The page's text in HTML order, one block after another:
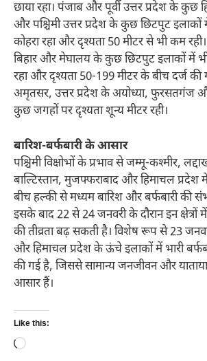
छाया रहा। पंजाब और पूर्वी उत्तर प्रदेश के कुछ
और पश्चिमी उत्तर प्रदेश के कुछ छिटपुट
कोहरा रहा और दृश्यता 50 मीटर से भी कम रही।
बिहार और मेघालय के कुछ छिटपुट इलाकों में भी
रहा और दृश्यता 50-199 मीटर के बीच दर्ज
अमृतसर, उत्तर प्रदेश के अयोध्या, फुरसतगंज
कुछ जगहों पर दृश्यता शून्य मीटर रही।
बारिश-बर्फबारी के आसार
पश्चिमी विक्षोभों के प्रभाव से जम्मू-कश्मीर,
बाल्टिस्तान, मुजफ्फराबाद और हिमाचल
बीच हल्की से मध्यम बारिश और बर्फबारी की
इसके बाद 22 से 24 जनवरी के दौरान इन क्षेत्रों
की तीव्रता बढ़ सकती है। विशेष रूप से 23
और हिमाचल प्रदेश के ऊंचे इलाकों में भारी
की गई है, जिससे सामान्य जनजीवन और
आसार हैं।
Like this:
Loading…